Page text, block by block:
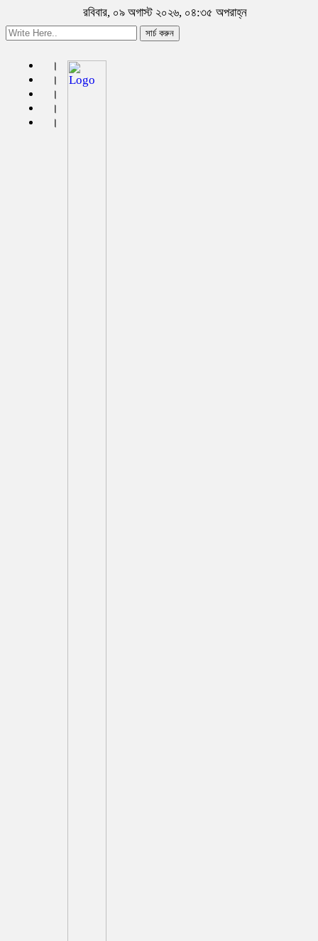
রবিবার, ০৯ অগাস্ট ২০২৬, ০৪:৩৫ অপরাহ্ন
সার্চ করুন